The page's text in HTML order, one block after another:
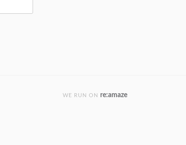
WE RUN ON re:amaze